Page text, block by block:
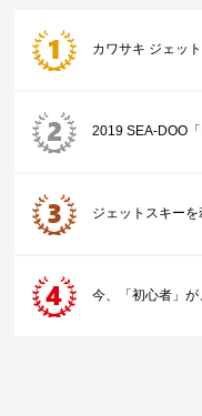
カワサキ ジェッ
2019 SEA-DOO
ジェットスキー
今、「初心者」